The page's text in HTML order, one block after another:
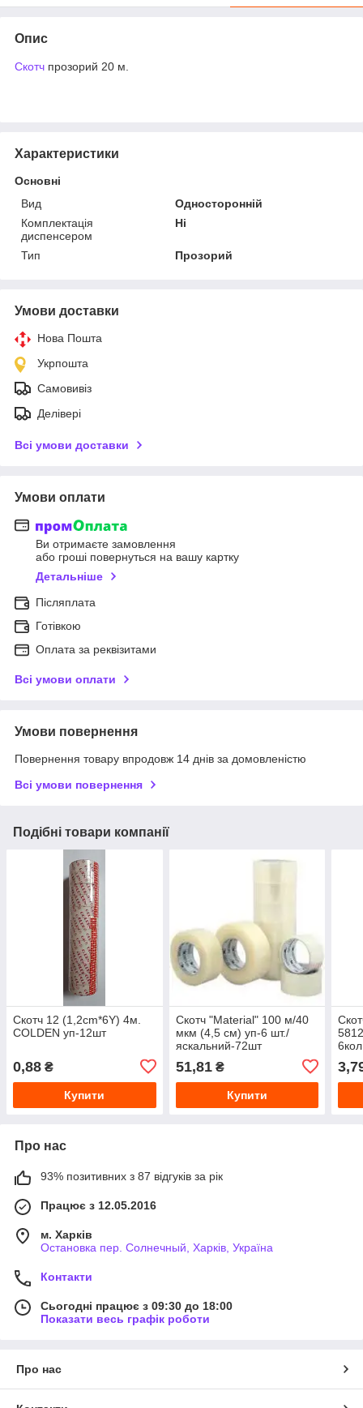
Опис
Скотч прозорий 20 м.
Характеристики
Основні
Вид
Односторонній
Комплектація
диспенсером
Ні
Тип Прозорий
Умови доставки
Нова Пошта
Укрпошта
Самовивіз
Делівері
Всі умови доставки
Умови оплати
Ви отримаєте замовлення
або гроші повернуться на вашу картку
Детальніше
Післяплата
Готівкою
Оплата за реквізитами
Всі умови оплати
Умови повернення
Повернення товару впродовж 14 днів за домовленістю
Всі умови повернення
Подібні товари компанії
Скотч 12 (1,2cm*6Y) 4м.
COLDEN уп-12шт
0,88 ₴
Купити
Скотч "Material" 100 м/40
мкм (4,5 см) уп-6 шт./
яскальний-72шт
51,81₴
Купити
Про нас
93% позитивних з 87 відгуків за рік
Працює з 12.05.2016
м. Харків
Остановка пер. Солнечный, Харків, Україна
Контакти
Сьогодні працює з 09:30 до 18:00
Показати весь графік роботи
Про нас